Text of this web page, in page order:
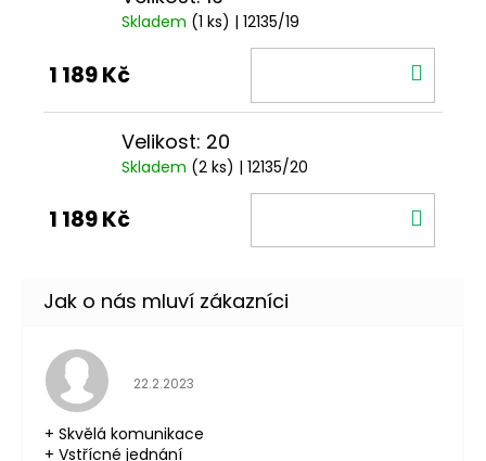
Skladem (1 ks) | 12135/19
1 189 Kč
Velikost: 20
Skladem (2 ks) | 12135/20
1 189 Kč
Hodnocení obchodu je 5 z 5 hvězdiček.
22.2.2023
+ Skvělá komunikace
+ Vstřícné jednání